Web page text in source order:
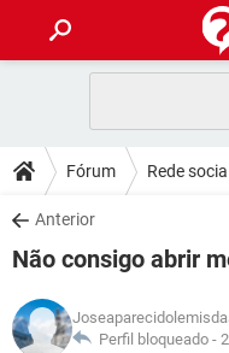
CELULAR
OUTLOOK
INSTAGRAM
GUIA DE COMPRAS
DICAS
JOGOS
INSTAGRAM
DOWNLOADS
JOGOS
CELULAR
OUTLOOK
JOGOS
GLOSSÁRIO
Fórum Rede
Anterior
Não consigo abrir
Perfil bloqueado -